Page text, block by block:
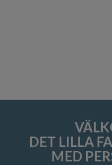
DET LILLA
MED